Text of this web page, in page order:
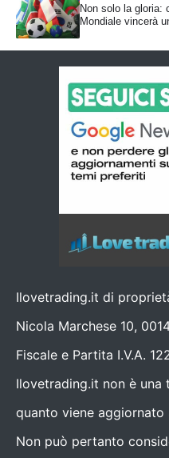
Non solo la gloria:
Mondiale vincerà
Ilovetrading.it di
Nicola Marchese 10,
Fiscale e Partita I.V.A.
Ilovetrading.it non è
quanto viene aggiornato
Non può pertanto